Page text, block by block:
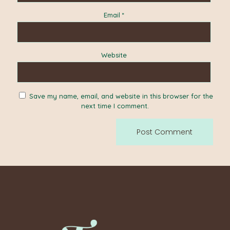
Email*
Website
Save my name, email, and website in this browser for the
next time I comment.